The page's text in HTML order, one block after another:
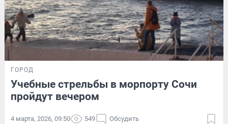
ГОРОД
Учебные стрельбы в морпорту Сочи
пройдут вечером
4 марта, 2026, 09:50 549 Обсудить